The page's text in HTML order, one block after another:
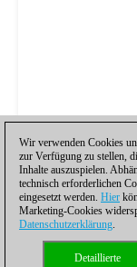
Wir verwenden Cookies
zur Verfügung zu stellen,
Inhalte auszuspielen.
technisch erforderlichen
eingesetzt werden. Hier
Marketing-Cookies
Datenschutzerklärung.
Detaillierte